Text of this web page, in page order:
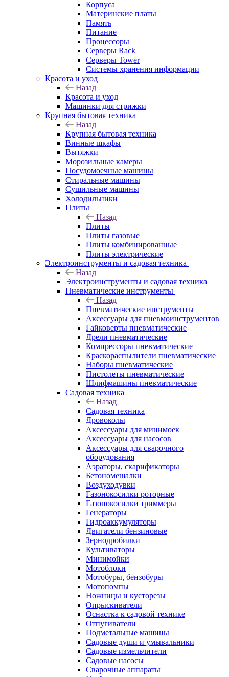
Корпуса
Материнские платы
Память
Питание
Процессоры
Серверы Rack
Серверы Tower
Системы хранения информации
Красота и уход
Назад
Красота и уход
Машинки для стрижки
Крупная бытовая техника
Назад
Крупная бытовая техника
Винные шкафы
Вытяжки
Морозильные камеры
Посудомоечные машины
Стиральные машины
Сушильные машины
Холодильники
Плиты
Назад
Плиты
Плиты газовые
Плиты комбинированные
Плиты электрические
Электроинструменты и садовая техника
Назад
Электроинструменты и садовая техника
Пневматические инструменты
Назад
Пневматические инструменты
Аксессуары для пневмоинструментов
Гайковерты пневматические
Дрели пневматические
Компрессоры пневматические
Краскораспылители пневматические
Наборы пневматические
Пистолеты пневматические
Шлифмашины пневматические
Садовая техника
Назад
Садовая техника
Дровоколы
Аксессуары для минимоек
Аксессуары для насосов
Аксессуары для сварочного
оборудования
Аэраторы, скарификаторы
Бетономешалки
Воздуходувки
Газонокосилки роторные
Газонокосилки триммеры
Генераторы
Гидроаккумуляторы
Двигатели бензиновые
Зернодробилки
Культиваторы
Минимойки
Мотоблоки
Мотобуры, бензобуры
Мотопомпы
Ножницы и кусторезы
Опрыскиватели
Оснастка к садовой технике
Отпугиватели
Подметальные машины
Садовые души и умывальники
Садовые измельчители
Садовые насосы
Сварочные аппараты